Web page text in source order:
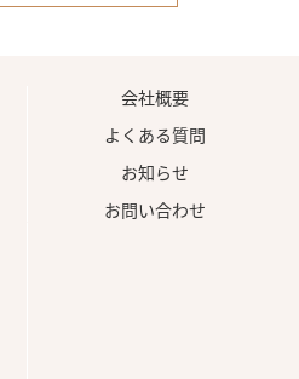
会社概要
よくある質問
お知らせ
お問い合わせ